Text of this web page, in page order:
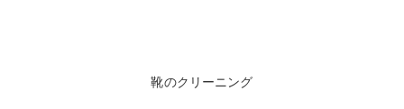
靴のクリーニング